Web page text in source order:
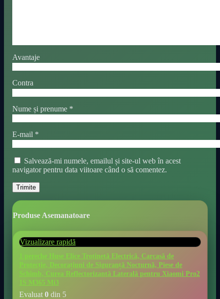
Avantaje
Contra
Nume și prenume *
E-mail *
Salvează-mi numele, emailul și site-ul web în acest
navigator pentru data viitoare când o să comentez.
Produse Asemanatoare
Vizualizare rapidă
1 pereche Huse Elice Trotinetă Electrică, Carcasă de
Protecție, Decorațiuni de Siguranță Nocturnă, Piese de
Schimb, Curea Reflectorizantă Laterală pentru Xiaomi Pro2
1S M365 Mi3
Evaluat 0 din 5